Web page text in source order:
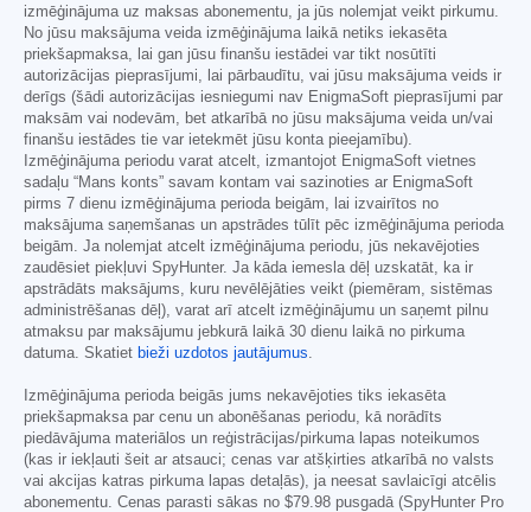
izmēģinājuma uz maksas abonementu, ja jūs nolemjat veikt pirkumu.
No jūsu maksājuma veida izmēģinājuma laikā netiks iekasēta
priekšapmaksa, lai gan jūsu finanšu iestādei var tikt nosūtīti
autorizācijas pieprasījumi, lai pārbaudītu, vai jūsu maksājuma veids ir
derīgs (šādi autorizācijas iesniegumi nav EnigmaSoft pieprasījumi par
maksām vai nodevām, bet atkarībā no jūsu maksājuma veida un/vai
finanšu iestādes tie var ietekmēt jūsu konta pieejamību).
Izmēģinājuma periodu varat atcelt, izmantojot EnigmaSoft vietnes
sadaļu “Mans konts” savam kontam vai sazinoties ar EnigmaSoft
pirms 7 dienu izmēģinājuma perioda beigām, lai izvairītos no
maksājuma saņemšanas un apstrādes tūlīt pēc izmēģinājuma perioda
beigām. Ja nolemjat atcelt izmēģinājuma periodu, jūs nekavējoties
zaudēsiet piekļuvi SpyHunter. Ja kāda iemesla dēļ uzskatāt, ka ir
apstrādāts maksājums, kuru nevēlējāties veikt (piemēram, sistēmas
administrēšanas dēļ), varat arī atcelt izmēģinājumu un saņemt pilnu
atmaksu par maksājumu jebkurā laikā 30 dienu laikā no pirkuma
datuma. Skatiet bieži uzdotos jautājumus.
Izmēģinājuma perioda beigās jums nekavējoties tiks iekasēta
priekšapmaksa par cenu un abonēšanas periodu, kā norādīts
piedāvājuma materiālos un reģistrācijas/pirkuma lapas noteikumos
(kas ir iekļauti šeit ar atsauci; cenas var atšķirties atkarībā no valsts
vai akcijas katras pirkuma lapas detaļās), ja neesat savlaicīgi atcēlis
abonementu. Cenas parasti sākas no $79.98 pusgadā (SpyHunter Pro